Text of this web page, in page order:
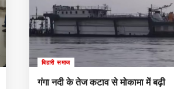
बिहारी समाज
गंगा नदी के तेज कटाव से मोकामा में बढ़ी